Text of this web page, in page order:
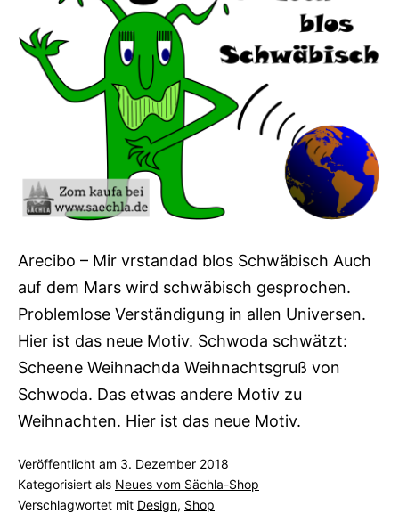
Arecibo – Mir vrstandad blos Schwäbisch Auch
auf dem Mars wird schwäbisch gesprochen.
Problemlose Verständigung in allen Universen.
Hier ist das neue Motiv. Schwoda schwätzt:
Scheene Weihnachda Weihnachtsgruß von
Schwoda. Das etwas andere Motiv zu
Weihnachten. Hier ist das neue Motiv.
Veröffentlicht am 3. Dezember 2018
Kategorisiert als Neues vom Sächla-Shop
Verschlagwortet mit Design, Shop